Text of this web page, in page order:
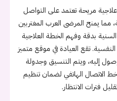
مريحة تعتمد على التواصل
مما يمنح المرضى العرب المغتربين
بدقة وفهم الخطة العلاجية
تقع العيادة في موقع متميز
إليه، ويتم التنسيق وجدولة
الاتصال الهاتفي لضمان تنظيم
فترات الانتظار.